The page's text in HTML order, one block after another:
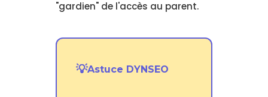
"gardien" de l'accès au parent.
Astuce DYNSEO